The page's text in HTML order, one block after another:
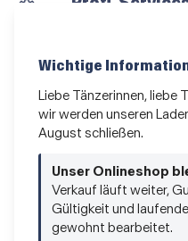
Newsletter
Das
Vertrag
Wichtige
Liebe Tänzerinnen, liebe
wir werden unseren
August schließen.
Unser Onlineshop
Verkauf läuft weiter,
Gültigkeit und
gewohnt bearbeitet.